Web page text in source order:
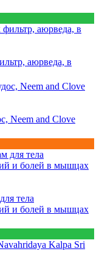
аюрведа, в
Neem and Clove
тела
и болей в мышцах